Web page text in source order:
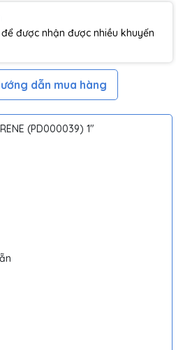
được nhận được nhiều khuyến
dẫn mua hàng
(PD000039) 1"